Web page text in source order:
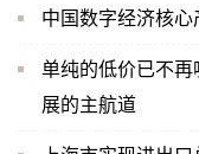
中国数字经济核心
单纯的低价已不
展的主航道